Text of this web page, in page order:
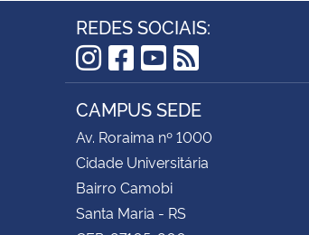
REDES SOCIAIS:
Instagram
Facebook
YouTube
RSS
CAMPUS SEDE
Av. Roraima nº 1000
Cidade Universitária
Bairro Camobi
Santa Maria - RS